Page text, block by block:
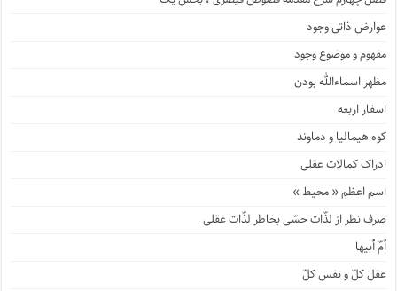
عوارض ذاتی وجود
مفهوم و موضوع وجود
مظهر اسماءالله بودن
اسفار اربعه
کوه هیمالیا و دماوند
ادراک کمالات عقلی
اسم اعظم « محیط »
صرف نظر از لذّات حسّی بخاطر لذّات عقلی
أمّ أبیها
عقل کلّ و نفس کلّ